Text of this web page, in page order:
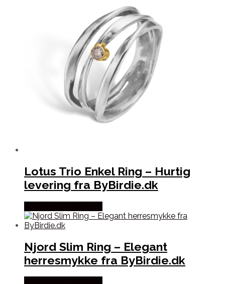
Lotus Trio Enkel Ring – Hurtig
levering fra ByBirdie.dk
Njord Slim Ring – Elegant
herresmykke fra ByBirdie.dk